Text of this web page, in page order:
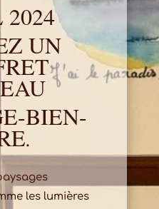
2024
UN
BIEN-
.
les lumières